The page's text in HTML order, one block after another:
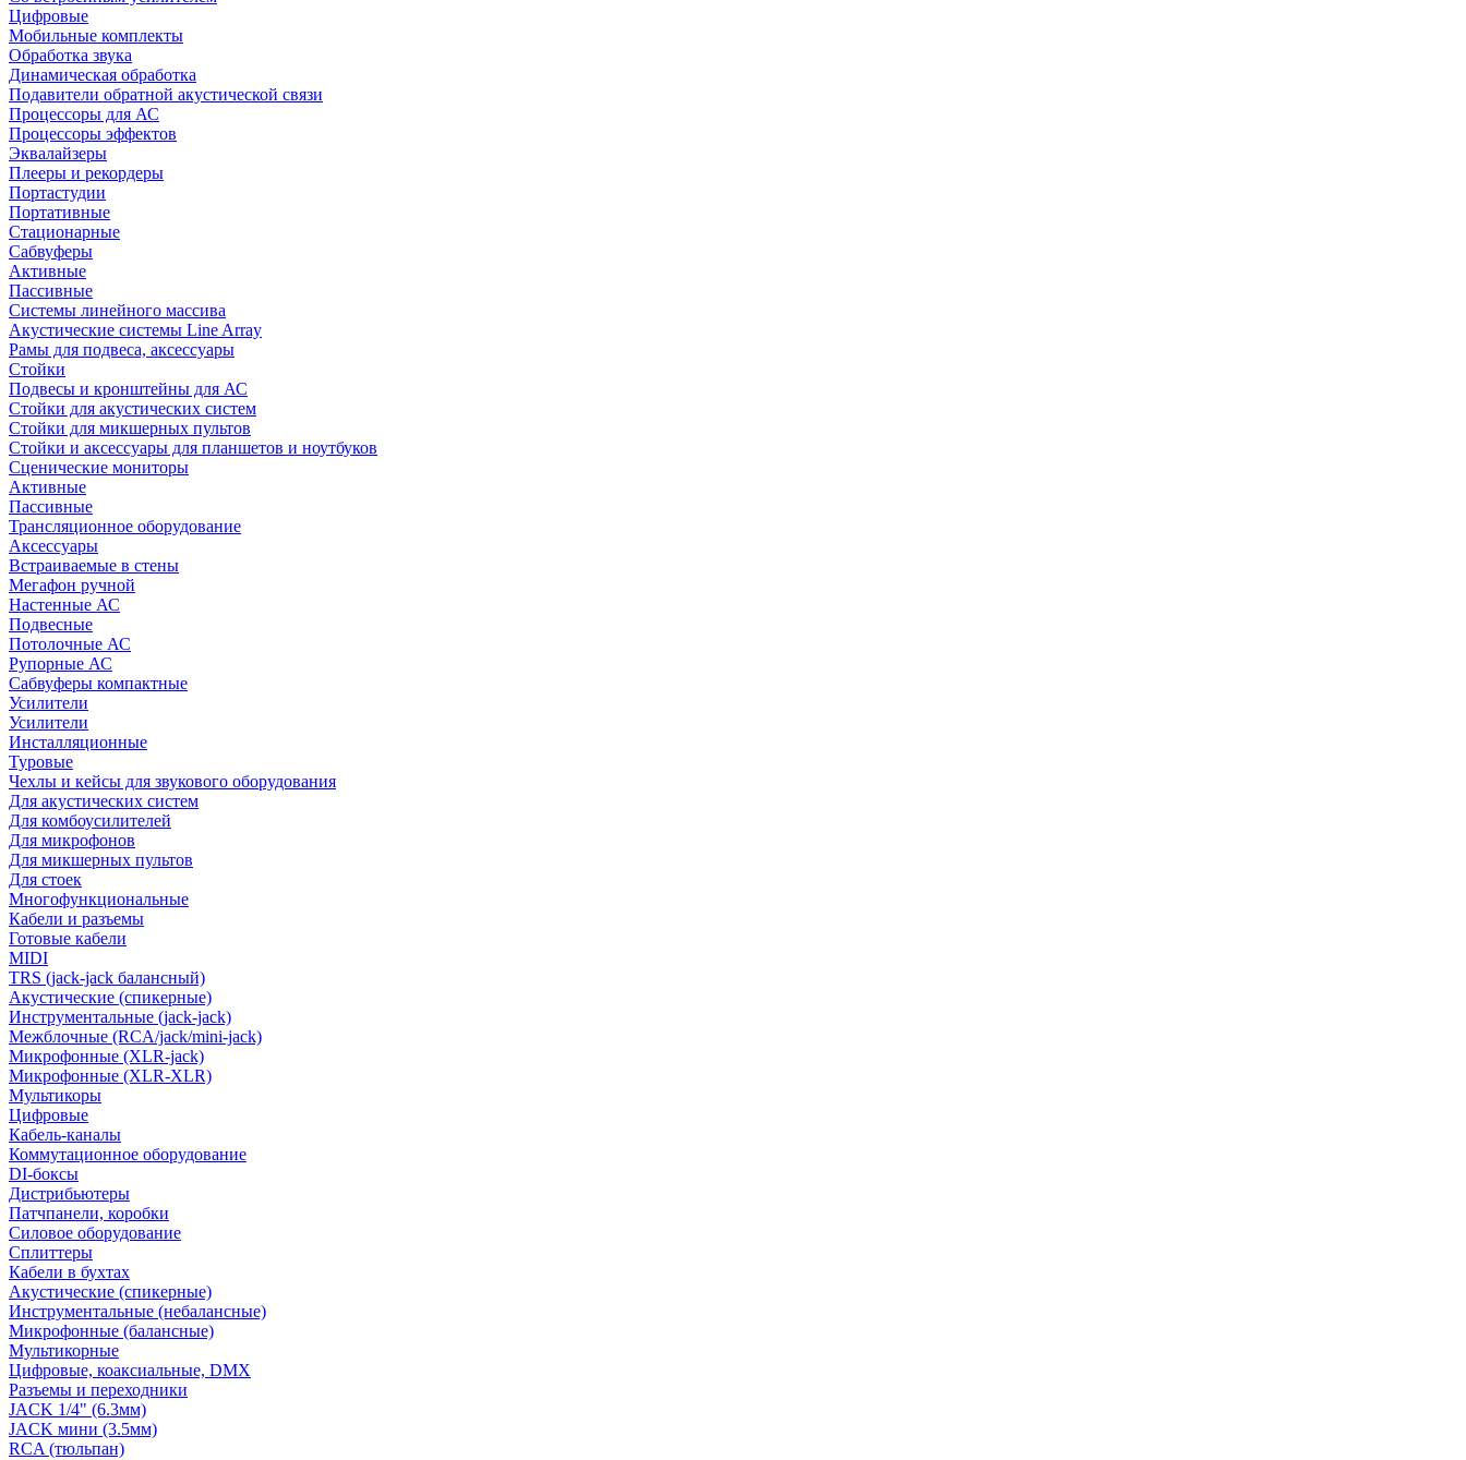
Цифровые
Мобильные комплекты
Обработка звука
Динамическая обработка
Подавители обратной акустической связи
Процессоры для АС
Процессоры эффектов
Эквалайзеры
Плееры и рекордеры
Портастудии
Портативные
Стационарные
Сабвуферы
Активные
Пассивные
Системы линейного массива
Акустические системы Line Array
Рамы для подвеса, аксессуары
Стойки
Подвесы и кронштейны для АС
Стойки для акустических систем
Стойки для микшерных пультов
Стойки и аксессуары для планшетов и ноутбуков
Сценические мониторы
Активные
Пассивные
Трансляционное оборудование
Аксессуары
Встраиваемые в стены
Мегафон ручной
Настенные АС
Подвесные
Потолочные АС
Рупорные АС
Сабвуферы компактные
Усилители
Усилители
Инсталляционные
Туровые
Чехлы и кейсы для звукового оборудования
Для акустических систем
Для комбоусилителей
Для микрофонов
Для микшерных пультов
Для стоек
Многофункциональные
Кабели и разъемы
Готовые кабели
MIDI
TRS (jack-jack балансный)
Акустические (спикерные)
Инструментальные (jack-jack)
Межблочные (RCA/jack/mini-jack)
Микрофонные (XLR-jack)
Микрофонные (XLR-XLR)
Мультикоры
Цифровые
Кабель-каналы
Коммутационное оборудование
DI-боксы
Дистрибьютеры
Патчпанели, коробки
Силовое оборудование
Сплиттеры
Кабели в бухтах
Акустические (спикерные)
Инструментальные (небалансные)
Микрофонные (балансные)
Мультикорные
Цифровые, коаксиальные, DMX
Разъемы и переходники
JACK 1/4" (6.3мм)
JACK мини (3.5мм)
RCA (тюльпан)